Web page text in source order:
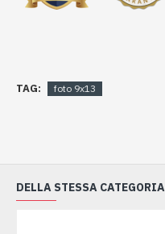
TAG: foto 9x13
DELLA STESSA CATEGORIA